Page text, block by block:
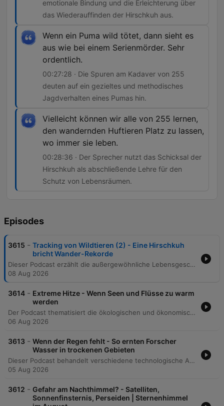
emotionale Bindung und die Erleichterung über
das Wiederauffinden der Hirschkuh aus.
Wenn ein Puma wild tötet, dann sieht es
aus wie bei einem Serienmörder. Sehr
ordentlich.
00:27:28 · Die Spuren am Kadaver von 255
deuten auf ein gezieltes und methodisches
Jagdverhalten eines Pumas hin.
Vielleicht können wir alle von 255 lernen,
den wandernden Huftieren Platz zu lassen,
wo immer sie leben.
00:28:36 · Der Sprecher nutzt das Schicksal der
Hirschkuh als abschließende Lehre für den
Schutz von Lebensräumen.
Episodes
3615 - Tracking von Wildtieren (2) - Eine Hirschkuh
bricht Wander-Rekorde
Dieser Podcast erzählt die außergewöhnliche Lebensgeschichte von Mule Deer 255, einer Maultierhirschkuh, deren beeindruckende Wanderroute zwischen Idaho und Wyoming durch GPS-Tracking wissenschaftlich dokumentiert wurde. Die Episode beleuchtet die biologische Bedeutung ihrer Migration sowie die massiven Gefahren durch den Klimawandel, Zäune und Autobahnen. Nach Jahren der Beobachtung als bekannte „Celebrity“ der Wildnis endet das Leben von 255 im Frühjahr 2024 durch einen Raubtierangriff. Das Schicksal der Hirschkuh dient als eindringlicher Hinweis auf die Notwendigkeit, lebenswichtige Wanderkorridore und Lebensräume zu schützen.
08 Aug 2026
3614 - Extreme Hitze - Wenn Seen und Flüsse zu warm
werden
Der Podcast thematisiert die ökologischen und ökonomischen Folgen extremer Hitze und niedriger Wasserstände in deutschen Flüssen und Seen, insbesondere am Bodensee und der Donau. Es wird erläutert, wie steigende Wassertemperaturen den Sauerstoffgehalt senken und das Risiko für Blaualgen sowie das Sterben von Fischarten erhöhen. Zudem werden die Auswirkungen auf die Schifffahrt, die Industrie und die Energieversorgung diskutiert. Dabei werden Maßnahmen wie Gewässerrandstreifen und Beschattung sowie die Problematik erhöhter Schadstoffkonzentrationen bei Niedrigwasser beleuchtet.
06 Aug 2026
3613 - Wenn der Regen fehlt - So ernten Forscher
Wasser in trockenen Gebieten
Dieser Podcast behandelt verschiedene technologische Ansätze zur Bekämpfung der globalen Wasserknappheit durch die Gewinnung von Wasser aus der Luft. Er beschreibt Methoden wie Nebelkollektoren in Marokko, innovative Tau-kondensierende Folien sowie passive Glasscheiben-Systeme. Zudem werden chemische Lösungen mit schwammartigen Strukturen vorgestellt, die selbst bei extrem niedriger Luftfeuchtigkeit funktionieren. Diese dezentralen Ansätze bieten vielversprechende Möglichkeiten für wasserarme Regionen.
05 Aug 2026
3612 - Gefahr am Nachthimmel? - Satelliten,
Sonnenfinsternis, Perseiden | Sternenhimmel